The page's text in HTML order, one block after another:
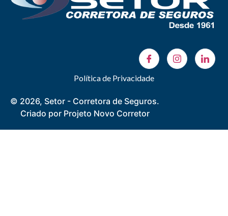
© 2026, Setor - Corretora de Seguros.
Criado por Projeto Novo Corretor
Política de Privacidade